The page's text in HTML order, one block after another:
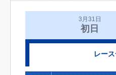
3月31日
初日
レー